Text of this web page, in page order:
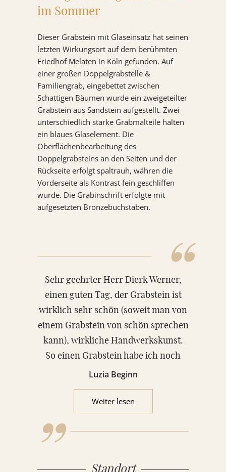
RATGEBER
KONTAKT
REFERENZEN
im Sommer
Dieser Grabstein mit Glaseinsatz hat seinen
letzten Wirkungsort auf dem berühmten
Friedhof Melaten in Köln gefunden. Auf
einer großen Doppelgrabstelle &
Familiengrab, eingebettet zwischen
Schattigen Bäumen wurde ein zweigeteilter
Grabstein aus Sandstein aufgestellt. Zwei
unterschiedlich starke Grabmalteile halten
ein blaues Glaselement. Die
Oberflächenbearbeitung des
Doppelgrabsteins an den Seiten und der
Rückseite erfolgt spaltrauh, währen die
Vorderseite als Kontrast fein geschliffen
wurde. Die Grabinschrift erfolgte mit
aufgesetzten Bronzebuchstaben.
“
Sehr geehrter Herr Dierk Werner,
einen guten Tag, der Grabstein ist
wirklich sehr schön (soweit man von
einem Grabstein von schön sprechen
kann), wirkliche Handwerkskunst.
So einen Grabstein habe ich noch
nirgendwo gesehen, mein Mann
Luzia Beginn
Weiter lesen
„
Standort